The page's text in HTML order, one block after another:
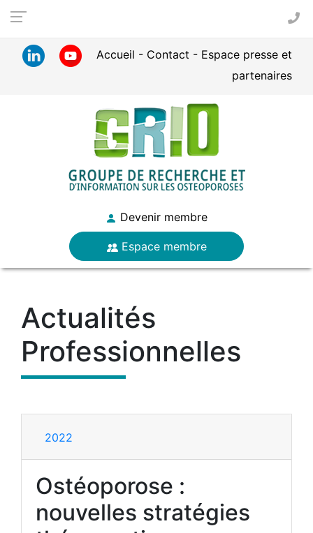
Panneau de gestion des cookies
Accueil Contact
Espace presse et
partenaires
Devenir membre
Espace membre
Actualités
Professionnelles
2022
Ostéoporose :
nouvelles stratégies